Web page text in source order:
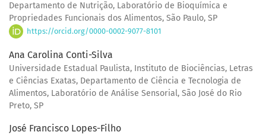
Departamento de Nutrição, Laboratório de Bioquímica e
Propriedades Funcionais dos Alimentos, São Paulo, SP
https://orcid.org/0000-0002-9077-8101
Ana Carolina Conti-Silva
Universidade Estadual Paulista, Instituto de Biociências, Letras
e Ciências Exatas, Departamento de Ciência e Tecnologia de
Alimentos, Laboratório de Análise Sensorial, São José do Rio
Preto, SP
José Francisco Lopes-Filho